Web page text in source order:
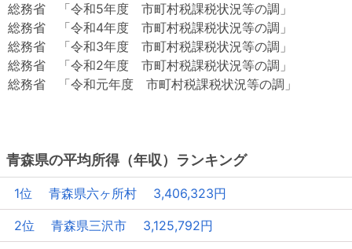
総務省 「令和5年度 市町村税課税状況等の調」
総務省 「令和4年度 市町村税課税状況等の調」
総務省 「令和3年度 市町村税課税状況等の調」
総務省 「令和2年度 市町村税課税状況等の調」
総務省 「令和元年度 市町村税課税状況等の調」
青森県の平均所得（年収）ランキング
1位 青森県六ヶ所村 3,406,323円
2位 青森県三沢市 3,125,792円